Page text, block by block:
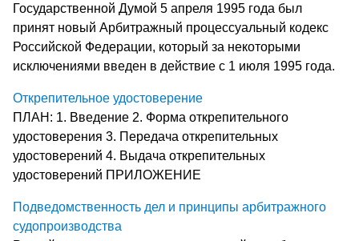
Государственной Думой 5 апреля 1995 года был
принят новый Арбитражный процессуальный кодекс
Российской Федерации, который за некоторыми
исключениями введен в действие с 1 июля 1995 года.
Открепительное удостоверение
ПЛАН: 1. Введение 2. Форма открепительного
удостоверения 3. Передача открепительных
удостоверений 4. Выдача открепительных
удостоверений ПРИЛОЖЕНИЕ
Подведомственность дел и принципы арбитражного
судопроизводства